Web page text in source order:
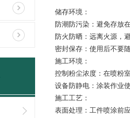
储存环境：
防潮防污染：避免存放
防火防晒：远离火源，
密封保存：使用后不要
施工环境：
控制粉尘浓度：在喷粉
设备防静电：涂装作业
施工工艺：
表面处理：工件喷涂前